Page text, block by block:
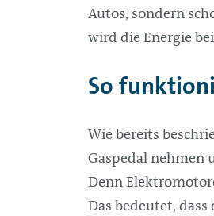
Autos, sondern
wird die Energie
So
Wie bereits
Gaspedal nehmen
Denn
Das bedeutet,